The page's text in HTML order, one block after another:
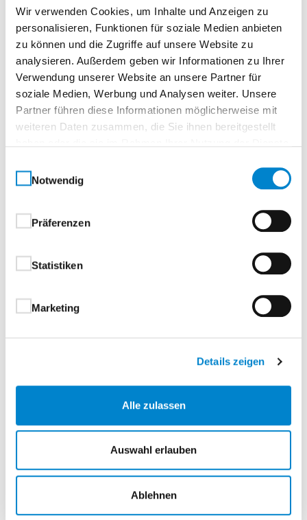
Wir verwenden Cookies, um Inhalte und Anzeigen zu
personalisieren, Funktionen für soziale Medien anbieten
zu können und die Zugriffe auf unsere Website zu
analysieren. Außerdem geben wir Informationen zu Ihrer
Verwendung unserer Website an unsere Partner für
soziale Medien, Werbung und Analysen weiter. Unsere
Partner führen diese Informationen möglicherweise mit
weiteren Daten zusammen, die Sie ihnen bereitgestellt
Notwendig
Präferenzen
Statistiken
Marketing
Details zeigen
Alle zulassen
Auswahl erlauben
Ablehnen
Wladislaw Putwil
steinau KG
Seminarnummer
450-26-1123-4
Werk Gütersloh
Deutschland
steinau übernimmt
Qualifikationsmöglichkeit zum:
Fachverkäufer
steinau KG